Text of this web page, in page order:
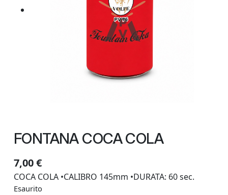
FONTANA COCA COLA
7,00€
COCA COLA •CALIBRO 145mm •DURATA: 60 sec.
Esaurito